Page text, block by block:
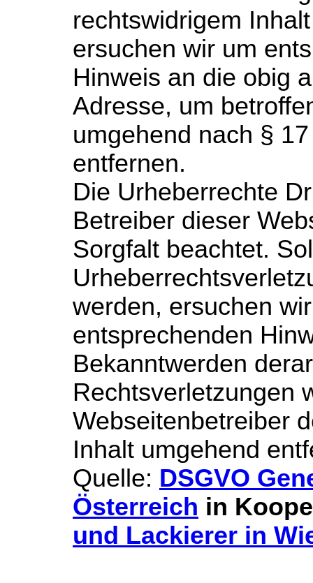
rechtswidrigem
ersuchen wir um
Hinweis an die obig
Adresse, um
umgehend nach §
entfernen.
Die Urheberrechte
Betreiber dieser
Sorgfalt beachtet.
werden, ersuchen
entsprechenden
Bekanntwerden
Rechtsverletzungen
Webseitenbetreiber
Inhalt umgehend
Quelle: DSGVO
Österreich in
und Lackierer in